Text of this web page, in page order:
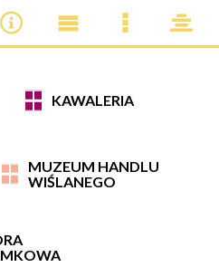
KAWALERIA
MUZEUM HANDLU
WIŚLANEGO
MenuMenu